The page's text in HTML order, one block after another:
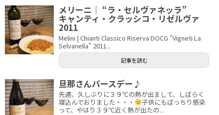
メリーニ｜ “ラ・セルヴァネッラ”
キャンティ・クラッシコ・リゼルヴァ
2011
Melini | Chianti Classico Riserva DOCG "Vigneti La
Selvanella" 2011...
記事を読む
旦那さんバースデー♪
先週、久しぶりに３９℃の熱が出まして、しばらく
寝込んでおりました・・・
子供にもばっちり感染
って、やはり３９℃近く熱が出たの...